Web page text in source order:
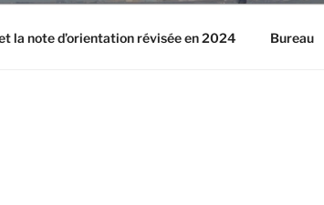
la note d’orientation révisée en 2024 Bureau